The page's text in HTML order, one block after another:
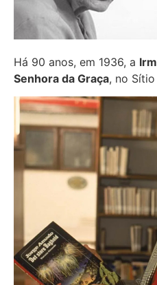
Há 90 anos, em 1936, a
Senhora da Graça, no